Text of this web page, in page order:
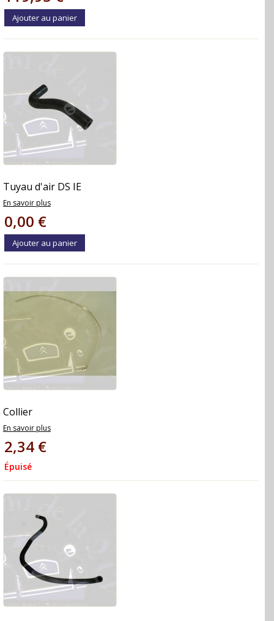
Ajouter au panier
Tuyau d'air DS IE
En savoir plus
0,00 €
Ajouter au panier
Collier
En savoir plus
2,34 €
Épuisé